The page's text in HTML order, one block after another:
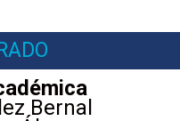
Bernal